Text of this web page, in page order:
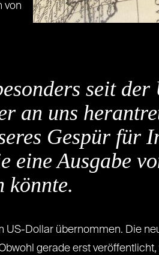
von
seit der
an uns
Gespür für
eine Ausgabe
könnte.
Dollar übernommen. Die
gerade erst